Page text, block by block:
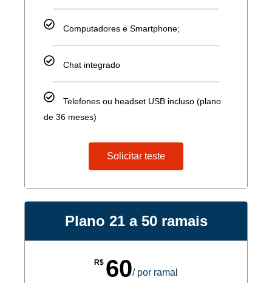
Computadores e Smartphone;
Chat integrado
Telefones ou headset USB incluso (plano
de 36 meses)
Solicitar teste
Plano 21 a 50 ramais
R$ 60/ por ramal